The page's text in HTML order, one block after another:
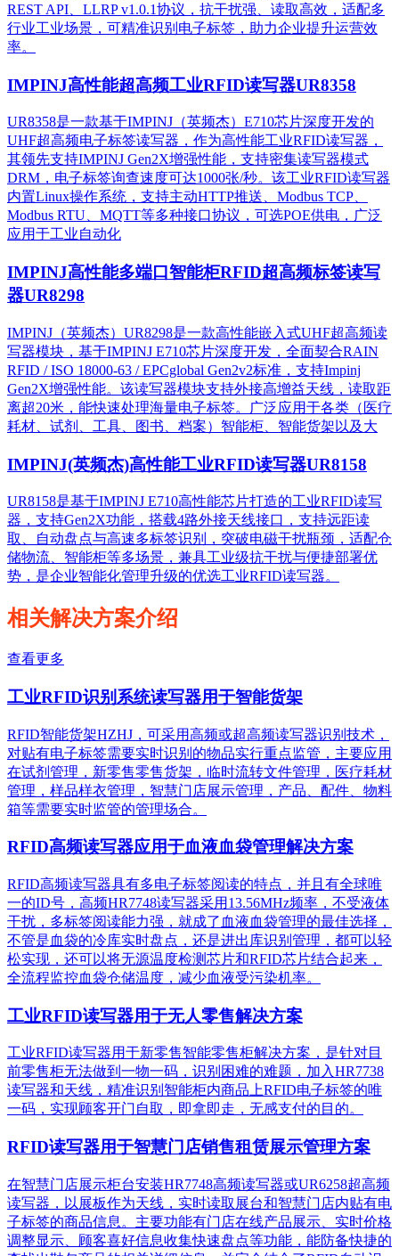
REST API、LLRP v1.0.1协议，抗干扰强、读取高效，适配多
行业工业场景，可精准识别电子标签，助力企业提升运营效
率。
IMPINJ高性能超高频工业RFID读写器UR8358
UR8358是一款基于IMPINJ（英频杰）E710芯片深度开发的
UHF超高频电子标签读写器，作为高性能工业RFID读写器，
其领先支持IMPINJ Gen2X增强性能，支持密集读写器模式
DRM，电子标签询查速度可达1000张/秒。该工业RFID读写器
内置Linux操作系统，支持主动HTTP推送、Modbus TCP、
Modbus RTU、MQTT等多种接口协议，可选POE供电，广泛
应用于工业自动化
IMPINJ高性能多端口智能柜RFID超高频标签读写
器UR8298
IMPINJ（英频杰）UR8298是一款高性能嵌入式UHF超高频读
写器模块，基于IMPINJ E710芯片深度开发，全面契合RAIN
RFID / ISO 18000-63 / EPCglobal Gen2v2标准，支持Impinj
Gen2X增强性能。该读写器模块支持外接高增益天线，读取距
离超20米，能快速处理海量电子标签。广泛应用于各类（医疗
耗材、试剂、工具、图书、档案）智能柜、智能货架以及大
IMPINJ(英频杰)高性能工业RFID读写器UR8158
UR8158是基于IMPINJ E710高性能芯片打造的工业RFID读写
器，支持Gen2X功能，搭载4路外接天线接口，支持远距读
取、自动盘点与高速多标签识别，突破电磁干扰瓶颈，适配仓
储物流、智能柜等多场景，兼具工业级抗干扰与便捷部署优
势，是企业智能化管理升级的优选工业RFID读写器。
相关解决方案介绍
查看更多
工业RFID识别系统读写器用于智能货架
RFID智能货架HZHJ，可采用高频或超高频读写器识别技术，
对贴有电子标签需要实时识别的物品实行重点监管，主要应用
在试剂管理，新零售零售货架，临时流转文件管理，医疗耗材
管理，样品样衣管理，智慧门店展示管理，产品、配件、物料
箱等需要实时监管的管理场合。
RFID高频读写器应用于血液血袋管理解决方案
RFID高频读写器具有多电子标签阅读的特点，并且有全球唯
一的ID号，高频HR7748读写器采用13.56MHz频率，不受液体
干扰，多标签阅读能力强，就成了血液血袋管理的最佳选择，
不管是血袋的冷库实时盘点，还是进出库识别管理，都可以轻
松实现，还可以将无源温度检测芯片和RFID芯片结合起来，
全流程监控血袋仓储温度，减少血液受污染机率。
工业RFID读写器用于无人零售解决方案
工业RFID读写器用于新零售智能零售柜解决方案，是针对目
前零售柜无法做到一物一码，识别困难的难题，加入HR7738
读写器和天线，精准识别​智能柜内商品上RFID电子标签的唯
一码，实现顾客开门自取，即拿即走，无感支付的目的。
RFID读写器用于智慧门店销售租赁展示管理方案
在智慧门店展示柜台安装HR7748高频读写器或UR6258超高频
读写器，以展板作为天线，实时读取展台和智慧门店内贴有电
子标签的商品信息。主要功能有门店在线产品展示、实时价格
调整显示、顾客喜好信息收集快速盘点等功能，能防备快捷的